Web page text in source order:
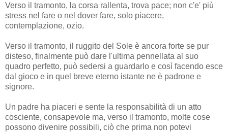
Verso il tramonto, la corsa rallenta, trova pace; non c'e' più
stress nel fare o nel dover fare, solo piacere,
contemplazione, ozio.
Verso il tramonto, il ruggito del Sole è ancora forte se pur
disteso, finalmente può dare l'ultima pennellata al suo
quadro perfetto, può sedersi a guardarlo e così facendo esce
dal gioco e in quel breve eterno istante ne è padrone e
signore.
Un padre ha piaceri e sente la responsabilità di un atto
cosciente, consapevole ma, verso il tramonto, molte cose
possono divenire possibili, ciò che prima non potevi